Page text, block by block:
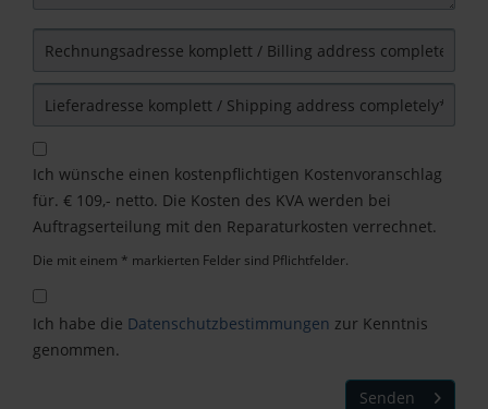
Ich wünsche einen kostenpflichtigen Kostenvoranschlag
für. € 109,- netto. Die Kosten des KVA werden bei
Auftragserteilung mit den Reparaturkosten verrechnet.
Die mit einem * markierten Felder sind Pflichtfelder.
Ich habe die Datenschutzbestimmungen zur Kenntnis
genommen.
Senden